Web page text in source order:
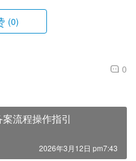
(0)
0
流程操作指引
2026年3月12日 pm7:43